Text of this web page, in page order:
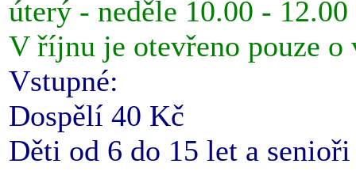
úterý - neděle 10.00 -
V říjnu je otevřeno pouze o
Vstupné:
Dospělí 40 Kč
Děti od 6 do 15 let a